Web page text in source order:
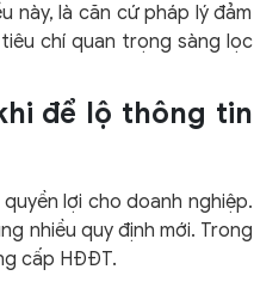
này, là căn cứ pháp lý đảm
chí quan trọng sàng lọc
để lộ thông tin
lợi cho doanh nghiệp.
nhiều quy định mới. Trong
cấp HĐĐT.